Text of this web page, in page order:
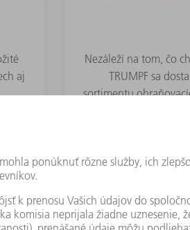
aj
Nezáleží na tom, čo
TRUMPF sa
sortimentu